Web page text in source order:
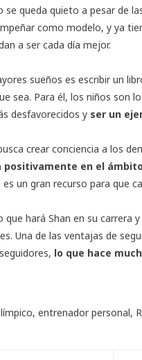
queda quieto a pesar de
como modelo, y ya
a ser cada día mejor.
sueños es escribir un
sea. Para él, los niños son
desfavorecidos y ser un
crear conciencia a los
en el
un gran recurso para que
que hará Shan en su
Una de las ventajas de
lo que hace
, entrenador personal,